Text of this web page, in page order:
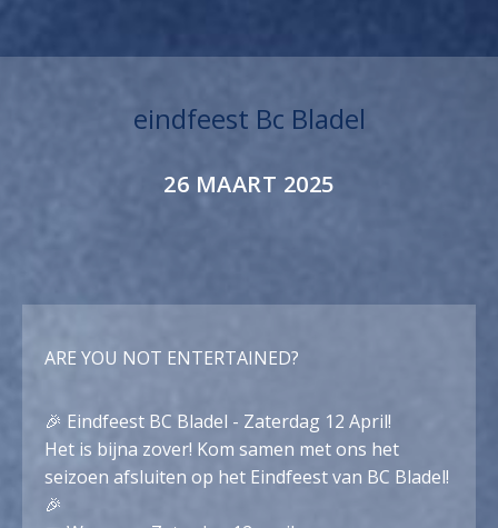
eindfeest Bc Bladel
26 MAART 2025
ARE YOU NOT ENTERTAINED?
🎉 Eindfeest BC Bladel - Zaterdag 12 April!
Het is bijna zover! Kom samen met ons het
seizoen afsluiten op het Eindfeest van BC Bladel!
🎉